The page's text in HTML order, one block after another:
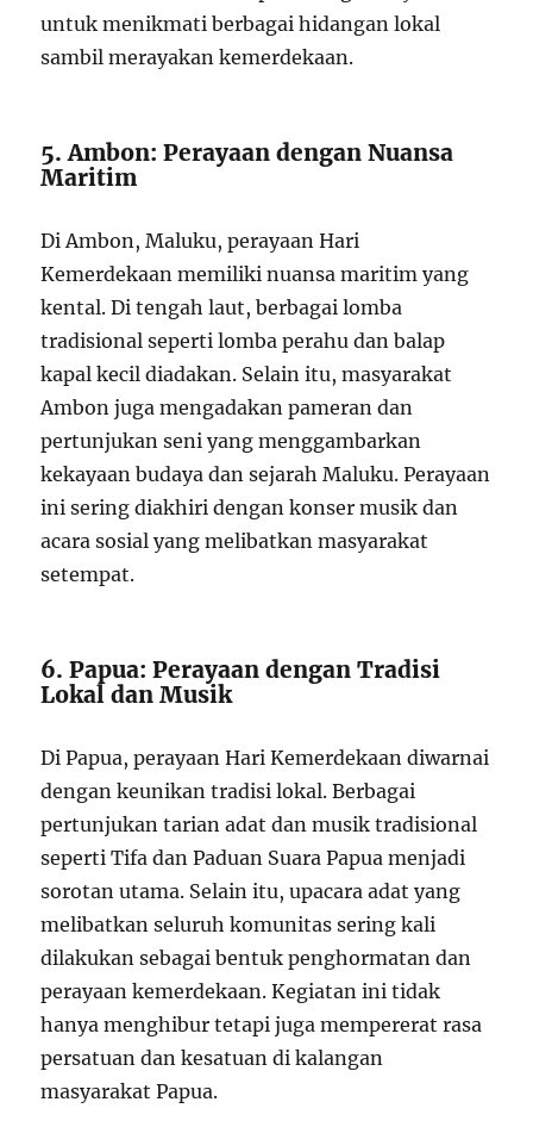
untuk menikmati berbagai hidangan lokal
sambil merayakan kemerdekaan.
5. Ambon: Perayaan dengan Nuansa
Maritim
Di Ambon, Maluku, perayaan Hari
Kemerdekaan memiliki nuansa maritim yang
kental. Di tengah laut, berbagai lomba
tradisional seperti lomba perahu dan balap
kapal kecil diadakan. Selain itu, masyarakat
Ambon juga mengadakan pameran dan
pertunjukan seni yang menggambarkan
kekayaan budaya dan sejarah Maluku. Perayaan
ini sering diakhiri dengan konser musik dan
acara sosial yang melibatkan masyarakat
setempat.
6. Papua: Perayaan dengan Tradisi
Lokal dan Musik
Di Papua, perayaan Hari Kemerdekaan diwarnai
dengan keunikan tradisi lokal. Berbagai
pertunjukan tarian adat dan musik tradisional
seperti Tifa dan Paduan Suara Papua menjadi
sorotan utama. Selain itu, upacara adat yang
melibatkan seluruh komunitas sering kali
dilakukan sebagai bentuk penghormatan dan
perayaan kemerdekaan. Kegiatan ini tidak
hanya menghibur tetapi juga mempererat rasa
persatuan dan kesatuan di kalangan
masyarakat Papua.